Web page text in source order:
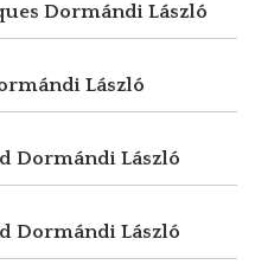
Dormándi László
László
Dormándi László
Dormándi László